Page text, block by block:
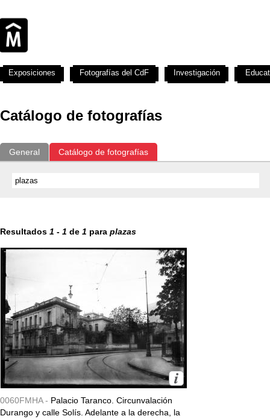
Catálogo de fotografías
General Catálogo de fotografías
Resultados 1 - 1 de 1 para plazas
0060FMHA - Palacio Taranco. Circunvalación
Durango y calle Solís. Adelante a la derecha, la
Exposiciones Fotografías del CdF Investigación